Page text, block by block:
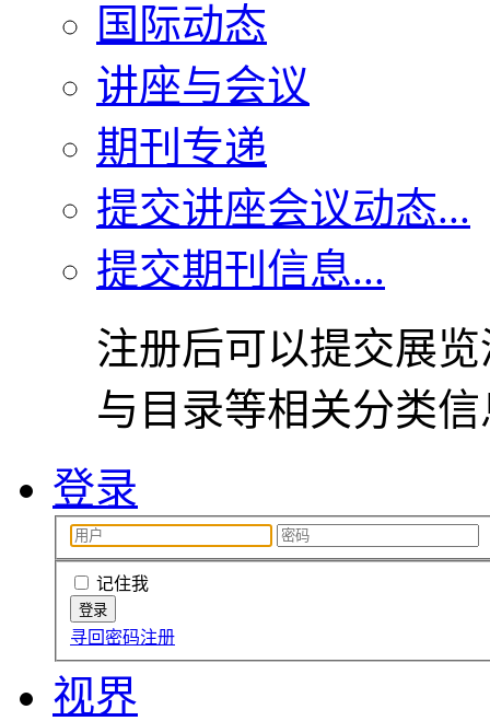
国际动态
讲座与会议
期刊专递
提交讲座会议动态...
提交期刊信息...
注册后可以提交展
与目录等相关分类
登录
记住我
寻回密码注册
视界